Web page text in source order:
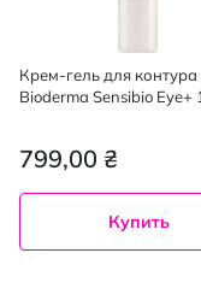
Крем-гель для контура
Bioderma Sensibio Eye+
799,00 ₴
Купить